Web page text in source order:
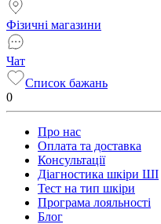
Фізичні магазини
Чат
Список бажань
0
Про нас
Оплата та доставка
Консультації
Діагностика шкіри ШІ
Тест на тип шкіри
Програма лояльності
Блог